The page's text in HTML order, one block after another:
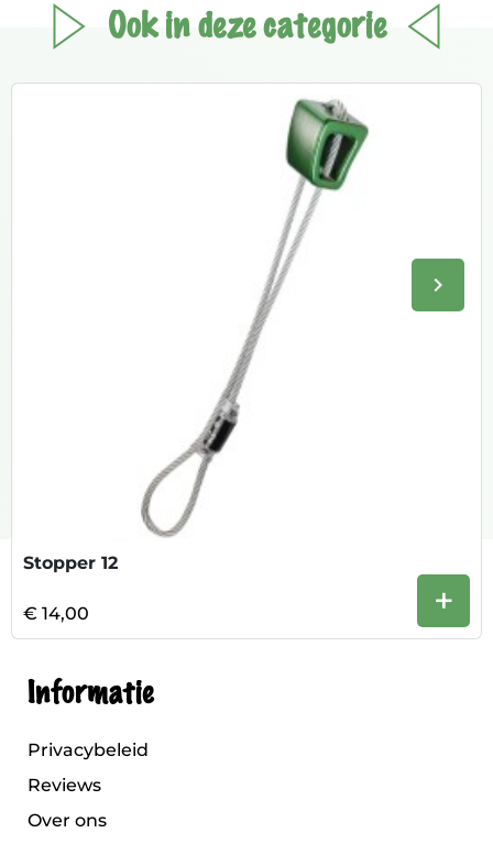
Ook in deze categorie
keyboard_arrow_right
Stopper 12
€ 14,00 +
Informatie
Privacybeleid
Reviews
Over ons